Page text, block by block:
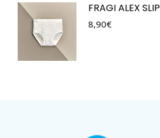
FRAGI ALEX SLIP
8,90€